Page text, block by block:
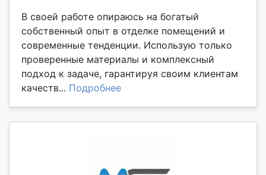
В своей работе опираюсь на богатый
собственный опыт в отделке помещений и
современные тенденции. Использую только
проверенные материалы и комплексный
подход к задаче, гарантируя своим клиентам
качеств... Подробнее